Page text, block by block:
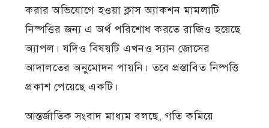
করার অভিযোগে হওয়া ক্লাস অ্যাকশন মামলাটি
নিষ্পত্তির জন্য এ অর্থ পরিশোধ করতে রাজিও হয়েছে
অ্যাপল। যদিও বিষয়টি এখনও স্যান জোসের
আদালতের অনুমোদন পায়নি। তবে প্রস্তাবিত নিষ্পত্তি
প্রকাশ পেয়েছে একটি।
আন্তর্জাতিক সংবাদ মাধ্যম বলছে, গতি কমিয়ে